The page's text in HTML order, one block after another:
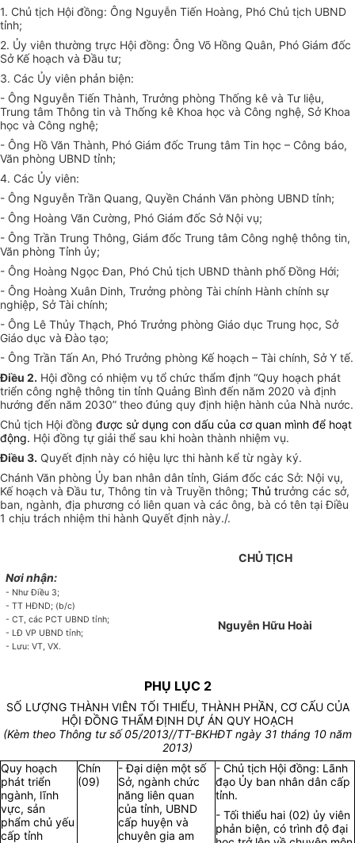
1. Chủ tịch Hội đồng: Ông Nguyễn Tiến Hoàng, Phó Chủ tịch UBND
tỉnh;
2. Ủy viên thường trực Hội đồng: Ông Võ Hồng Quân, Phó Giám đốc
Sở Kế hoạch và Đầu tư;
3. Các Ủy viên phản biện:
- Ông Nguyễn Tiến Thành, Trưởng phòng Thống kê và Tư liệu,
Trung tâm Thông tin và Thống kê Khoa học và Công nghệ, Sở Khoa
học và Công nghệ;
- Ông Hồ Văn Thành, Phó Giám đốc Trung tâm Tin học – Công báo,
Văn phòng UBND tỉnh;
4. Các Ủy viên:
- Ông Nguyễn Trần Quang, Quyền Chánh Văn phòng UBND tỉnh;
- Ông Hoàng Văn Cường, Phó Giám đốc Sở Nội vụ;
- Ông Trần Trung Thông, Giám đốc Trung tâm Công nghệ thông tin,
Văn phòng Tỉnh ủy;
- Ông Hoàng Ngọc Đan, Phó Chủ tịch UBND thành phố Đồng Hới;
- Ông Hoàng Xuân Dinh, Trưởng phòng Tài chính Hành chính sự
nghiệp, Sở Tài chính;
- Ông Lê Thủy Thạch, Phó Trưởng phòng Giáo dục Trung học, Sở
Giáo dục và Đào tạo;
- Ông Trần Tấn An, Phó Trưởng phòng Kế hoạch – Tài chính, Sở Y tế.
Điều 2. Hội đồng có nhiệm vụ tổ chức thẩm định “Quy hoạch phát
triển công nghệ thông tin tỉnh Quảng Bình đến năm 2020 và định
hướng đến năm 2030” theo đúng quy định hiện hành của Nhà nước.
Chủ tịch Hội đồng được sử dụng con dấu của cơ quan mình để hoạt
động. Hội đồng tự giải thể sau khi hoàn thành nhiệm vụ.
Điều 3. Quyết định này có hiệu lực thi hành kể từ ngày ký.
Chánh Văn phòng Ủy ban nhân dân tỉnh, Giám đốc các Sở: Nội vụ,
Kế hoạch và Đầu tư, Thông tin và Truyền thông; Thủ trưởng các sở,
ban, ngành, địa phương có liên quan và các ông, bà có tên tại Điều
1 chịu trách nhiệm thi hành Quyết định này./.
Nơi nhận:
- Như Điều 3;
- TT HĐND; (b/c)
- CT, các PCT UBND tỉnh;
- LĐ VP UBND tỉnh;
- Lưu: VT, VX.
CHỦ TỊCH
Nguyễn Hữu Hoài
PHỤ LỤC 2
SỐ LƯỢNG THÀNH VIÊN TỐI THIỂU, THÀNH PHẦN, CƠ CẤU CỦA
HỘI ĐỒNG THẨM ĐỊNH DỰ ÁN QUY HOẠCH
(Kèm theo Thông tư số 05/2013//TT-BKHĐT ngày 31 tháng 10 năm
2013)
Quy hoạch
phát triển
ngành, lĩnh
vực, sản
phẩm chủ yếu
cấp tỉnh
Chín
(09)
- Đại diện một số
Sở, ngành chức
năng liên quan
của tỉnh, UBND
cấp huyện và
chuyên gia am
- Chủ tịch Hội đồng: Lãnh
đạo Ủy ban nhân dân cấp
tỉnh.
- Tối thiểu hai (02) ủy viên
phản biện, có trình độ đại